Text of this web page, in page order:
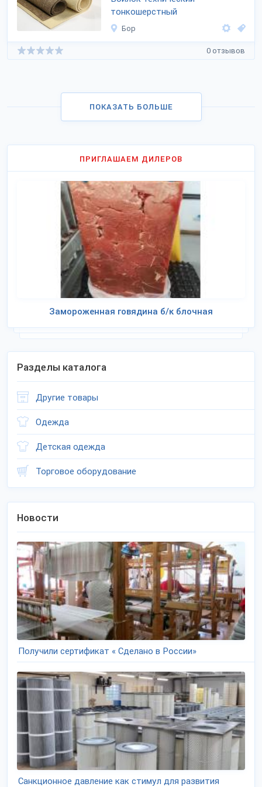
тонкошерстный
Бор
0 отзывов
ПОКАЗАТЬ БОЛЬШЕ
ПРИГЛАШАЕМ ДИЛЕРОВ
Замороженная говядина б/к блочная
Разделы каталога
Другие товары
Одежда
Детская одежда
Торговое оборудование
Новости
Получили сертификат « Сделано в России»
Санкционное давление как стимул для развития